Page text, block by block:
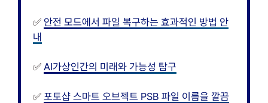
✅ 안전 모드에서 파일 복구하는 효과적인 방법 안
내
✅ AI가상인간의 미래와 가능성 탐구
✅ 포토샵 스마트 오브젝트 PSB 파일 이름을 깔끔